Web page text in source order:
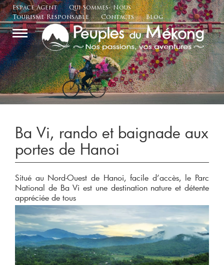
Espace Agent
Qui Sommes- Nous
Tourisme Responsable
Contacts Blog
Ba Vi, rando et baignade aux
portes de Hanoi
Situé au Nord-Ouest de Hanoi, facile d’accès, le Parc
National de Ba Vi est une destination nature et détente
appréciée de tous